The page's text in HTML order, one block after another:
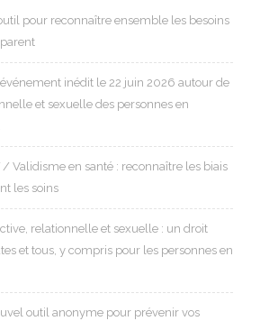
pour reconnaître ensemble les besoins
inédit le 22 juin 2026 autour de
et sexuelle des personnes en
/ Validisme en santé : reconnaître les biais
les soins
relationnelle et sexuelle : un droit
et tous, y compris pour les personnes en
outil anonyme pour prévenir vos